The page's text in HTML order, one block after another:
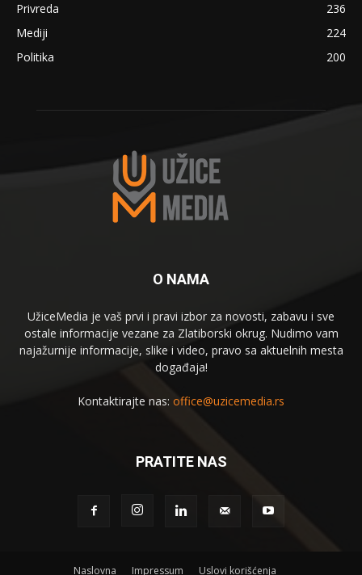
Privreda
236
Mediji
224
Politika
200
O NAMA
UžiceMedia je vaš prvi i pravi izbor za novosti, zabavu i sve
ostale informacije vezane za Zlatiborski okrug. Nudimo vam
najažurnije informacije, slike i video, pravo sa aktuelnih mesta
događaja!
Kontaktirajte nas: office@uzicemedia.rs
PRATITE NAS
Naslovna Impressum Uslovi korišćenja